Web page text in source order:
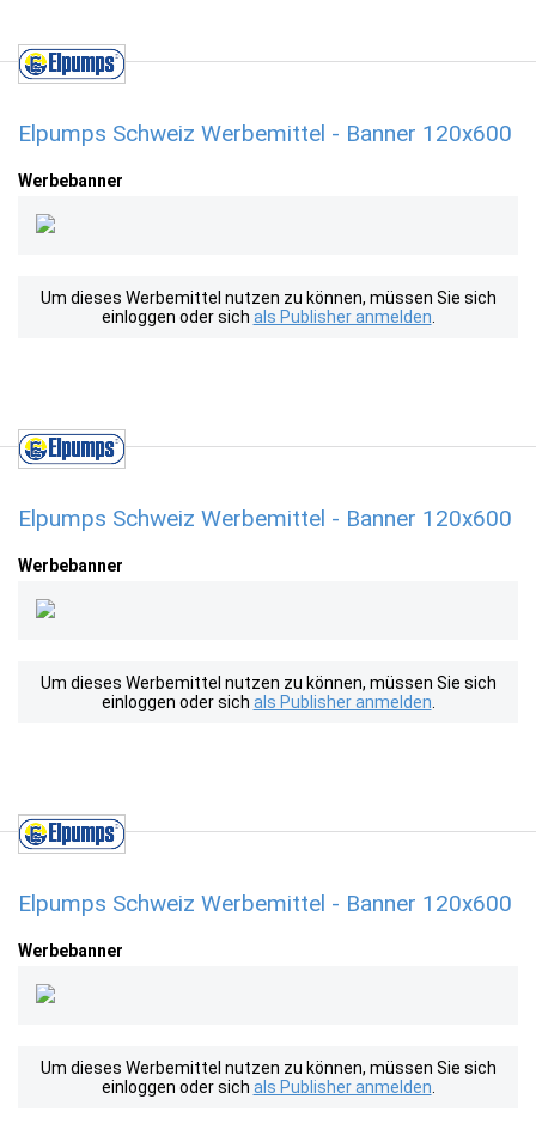
Elpumps Schweiz Werbemittel - Banner 120x600
Werbebanner
Um dieses Werbemittel nutzen zu können, müssen Sie sich
einloggen oder sich als Publisher anmelden
Elpumps Schweiz Werbemittel - Banner 120x600
Werbebanner
Um dieses Werbemittel nutzen zu können, müssen Sie sich
einloggen oder sich als Publisher anmelden
Elpumps Schweiz Werbemittel - Banner 120x600
Werbebanner
Um dieses Werbemittel nutzen zu können, müssen Sie sich
einloggen oder sich als Publisher anmelden